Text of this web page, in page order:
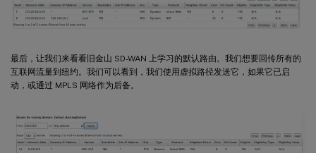
最后，让我们来看看旧金山 SD-WAN 上学习的默认路由。我们想要回传所有的
互联网流量到纽约。我们可以看到，我们使用虚拟路径发送它，如果它已启
动，或通过 MPLS 网络作为后备。